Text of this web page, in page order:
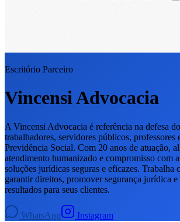
Escritório Parceiro
Vincensi Advocacia
A Vincensi Advocacia é referência na defesa
trabalhadores, servidores públicos, professores
Previdência Social. Com 20 anos de atuação,
atendimento humanizado e compromisso com
soluções jurídicas seguras e eficazes. Trabalha
garantir direitos, promover segurança jurídica e
resultados para seus clientes.
WhatsApp Instagram